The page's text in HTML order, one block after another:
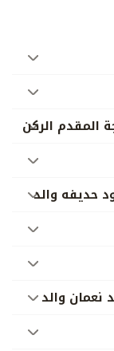
المقدم الركن
حديفه والد
نعمان والد